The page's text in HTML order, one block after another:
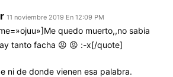
11 noviembre 2019 En 12:09 PM
quedo muerto,,no sabia
tanto facha 😡 😡 :-x[/quote]
ni de donde vienen esa palabra.